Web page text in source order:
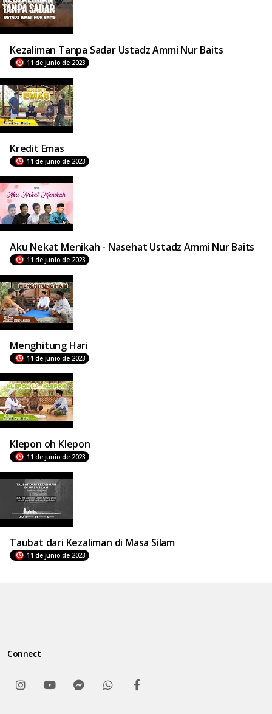
Kezaliman Tanpa Sadar Ustadz Ammi Nur Baits
11 de junio de 2023
Kredit Emas
11 de junio de 2023
Aku Nekat Menikah - Nasehat Ustadz Ammi Nur Baits
11 de junio de 2023
Menghitung Hari
11 de junio de 2023
Klepon oh Klepon
11 de junio de 2023
Taubat dari Kezaliman di Masa Silam
11 de junio de 2023
Connect